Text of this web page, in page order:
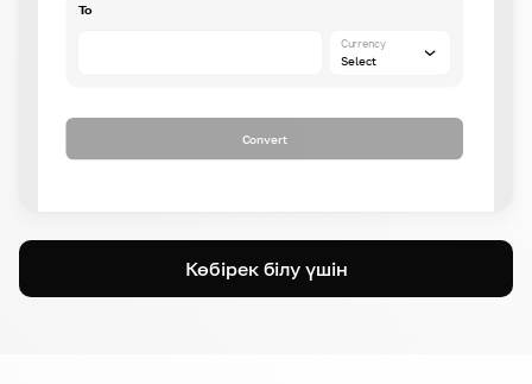
To
Currency
Select
Convert
Көбірек білу үшін